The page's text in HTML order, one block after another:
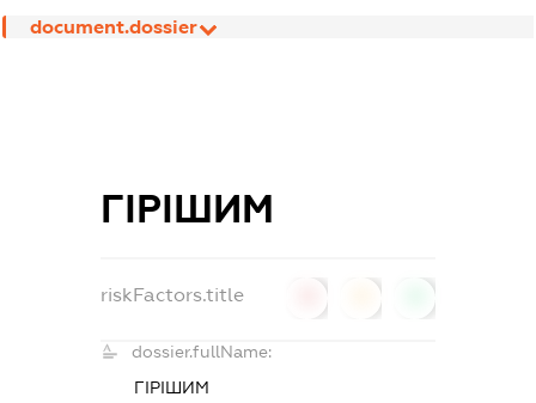
document.dossier
ГІРІШИМ
riskFactors.title
dossier.fullName:
ГІРІШИМ